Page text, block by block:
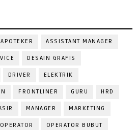
APOTEKER ASSISTANT MANAGER
DESAIN GRAFIS
DRIVER ELEKTRIK
FRONTLINER GURU HRD
MANAGER MARKETING
OPERATOR OPERATOR BUBUT